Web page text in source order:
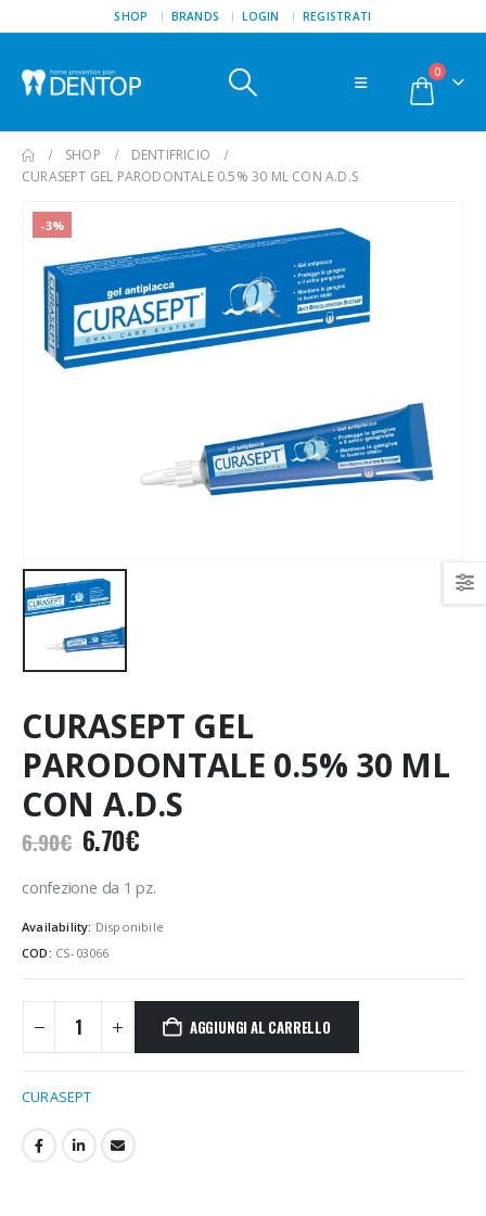
SHOP BRANDS LOGIN REGISTRATI
0
SHOP
DENTIFRICIO
CURASEPT GEL PARODONTALE 0.5% 30 ML CON A.D.S
-3%
CURASEPT GEL
PARODONTALE 0.5% 30 ML
CON A.D.S
6.90€ Il
prezzo
originale
era:
6.90€.
6.70€Il
attuale
è:
6.70€.
confezione da 1 pz.
Availability: Disponibile
COD: CS-03066
AGGIUNGI AL CARRELLO
CURASEPT